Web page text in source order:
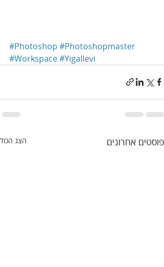
#Photoshop #Photoshopmaster
#Workspace#Yigallevi
פוסטים אחרונים הצג הכול